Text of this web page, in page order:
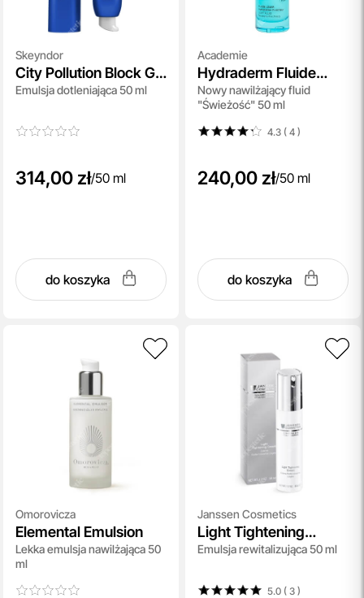
Skeyndor
City Pollution Block Gel
Cream O2
Emulsja dotleniająca 50 ml
314,00 zł/50 ml
do koszyka
Academie
Hydraderm Fluide
Leger
Nowy nawilżający fluid
"Świeżość" 50 ml
4.3 ( 4)
240,00 zł/50 ml
do koszyka
Omorovicza
Elemental Emulsion
Lekka emulsja nawilżająca 50
ml
Janssen Cosmetics
Light Tightening
Cream
Emulsja rewitalizująca 50 ml
5.0 ( 3)